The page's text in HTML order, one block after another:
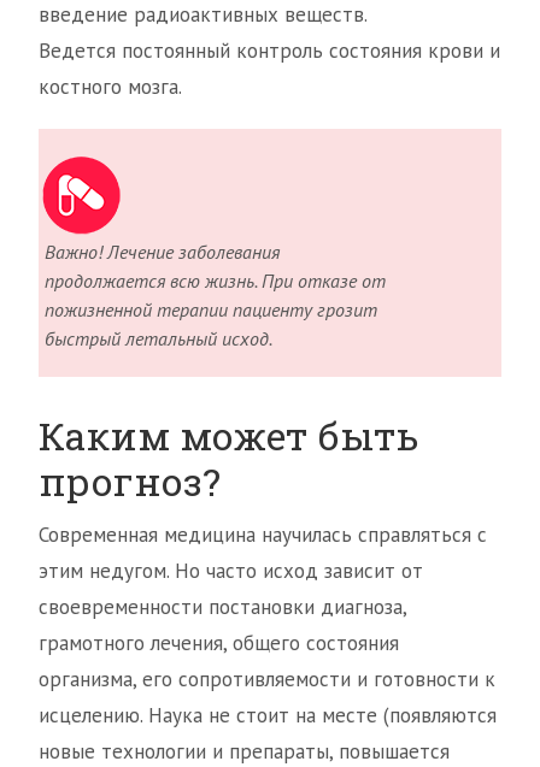
введение радиоактивных веществ.
Ведется постоянный контроль состояния крови и
костного мозга.
Важно! Лечение заболевания
продолжается всю жизнь. При отказе от
пожизненной терапии пациенту грозит
быстрый летальный исход.
Каким может быть
прогноз?
Современная медицина научилась справляться с
этим недугом. Но часто исход зависит от
своевременности постановки диагноза,
грамотного лечения, общего состояния
организма, его сопротивляемости и готовности к
исцелению. Наука не стоит на месте (появляются
новые технологии и препараты, повышается